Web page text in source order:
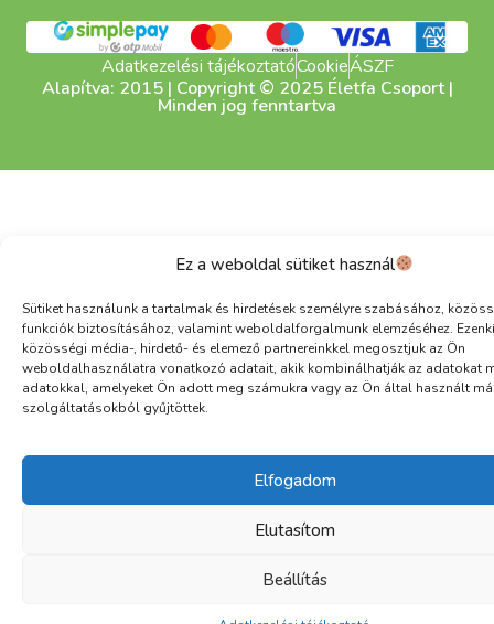
Ez a weboldal sütiket használ
Sütiket használunk a tartalmak és hirdetések személyre szabásához,
funkciók biztosításához, valamint weboldalforgalmunk elemzéséhez.
közösségi média-, hirdető- és elemező partnereinkkel megosztjuk az Ön
weboldalhasználatra vonatkozó adatait, akik kombinálhatják az adatokat
adatokkal, amelyeket Ön adott meg számukra vagy az Ön által használt
szolgáltatásokból gyűjtöttek.
Elfogadom
Elutasítom
Beállítás
Adatkezelési tájékoztatóCookieÁSZF
Alapítva: 2015 | Copyright © 2025 Életfa Csoport |
Minden jog fenntartva